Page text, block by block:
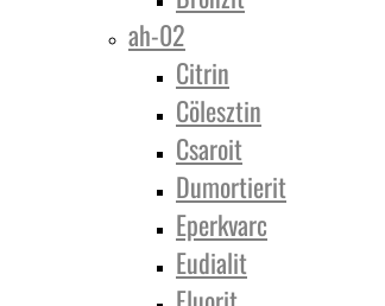
ah-02
Citrin
Cölesztin
Csaroit
Dumortierit
Eperkvarc
Eudialit